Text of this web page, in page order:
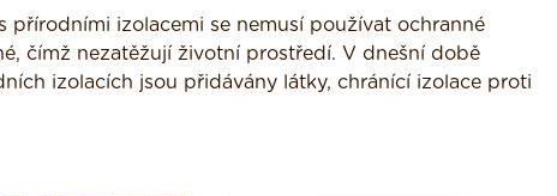
přírodními izolacemi se nemusí používat ochranné
čímž nezatěžují životní prostředí. V dnešní době
izolacích jsou přidávány látky, chránící izolace proti